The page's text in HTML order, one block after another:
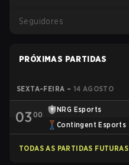
Seguidores
PRÓXIMAS PARTIDAS
SEXTA-FEIRA – 14 AGOSTO
03 00
NRG Esports
Contingent Esports
TODAS AS PARTIDAS FUTURAS